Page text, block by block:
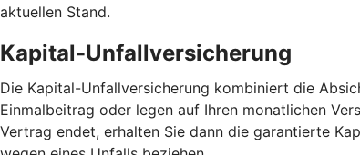
aktuellen Stand.
Kapital-Unfallversicherung
Die Kapital-Unfallversicherung kombiniert die
Einmalbeitrag oder legen auf Ihren monatlichen
Vertrag endet, erhalten Sie dann die garantierte